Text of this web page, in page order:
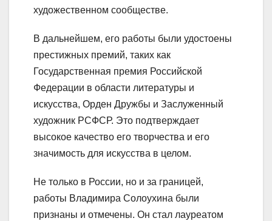
художественном сообществе.
В дальнейшем, его работы были удостоены
престижных премий, таких как
Государственная премия Российской
Федерации в области литературы и
искусства, Орден Дружбы и Заслуженный
художник РСФСР. Это подтверждает
высокое качество его творчества и его
значимость для искусства в целом.
Не только в России, но и за границей,
работы Владимира Солоухина были
признаны и отмечены. Он стал лауреатом